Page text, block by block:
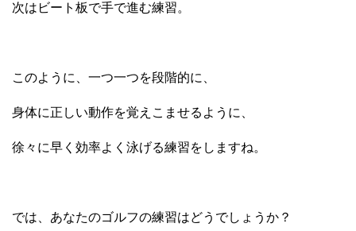
次はビート板で手で進む練習。
このように、一つ一つを段階的に、
身体に正しい動作を覚えこませるように、
徐々に早く効率よく泳げる練習をしますね。
では、あなたのゴルフの練習はどうでしょうか？